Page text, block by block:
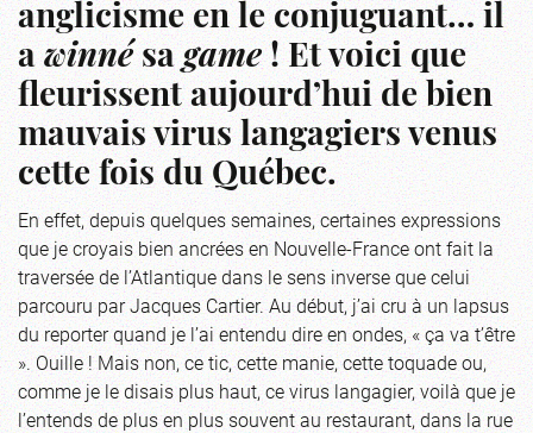
anglicisme en le conjuguant… il
awinnésagame! Et voici que
fleurissent aujourd’hui de bien
mauvais virus langagiers venus
cette fois du Québec.
En effet, depuis quelques semaines, certaines expressions
que je croyais bien ancrées en Nouvelle-France ont fait la
traversée de l’Atlantique dans le sens inverse que celui
parcouru par Jacques Cartier. Au début, j’ai cru à un lapsus
du reporter quand je l’ai entendu dire en ondes, « ça va t’être
». Ouille ! Mais non, ce tic, cette manie, cette toquade ou,
comme je le disais plus haut, ce virus langagier, voilà que je
l’entends de plus en plus souvent au restaurant, dans la rue